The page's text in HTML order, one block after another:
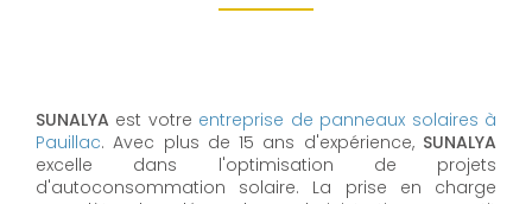
SUNALYA est votre entreprise de panneaux solaires à
Pauillac. Avec plus de 15 ans d'expérience, SUNALYA
excelle dans l'optimisation de projets
d'autoconsommation solaire. La prise en charge